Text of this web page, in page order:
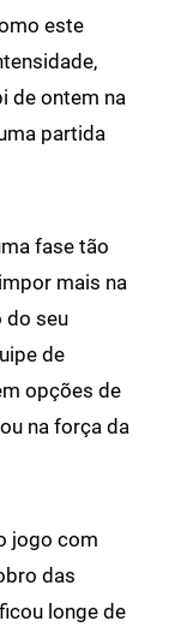
este
de ontem na
partida
fase tão
mais na
do seu
de
opções de
na força da
jogo com
das
longe de